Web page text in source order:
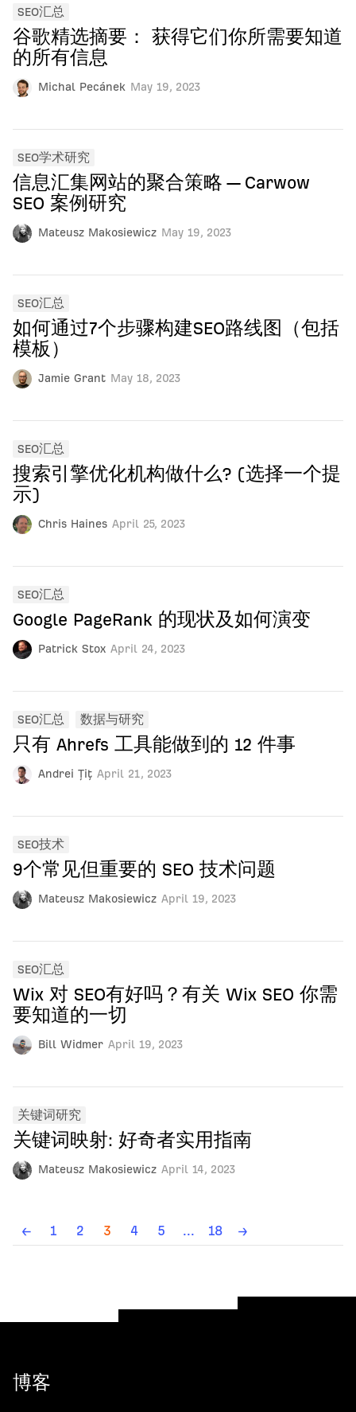
Michal Pecánek May 19, 2023
SEO汇总
谷歌精选摘要： 获得它们你所需要知道
的所有信息
Mateusz Makosiewicz May 19, 2023
SEO学术研究
信息汇集网站的聚合策略 — Carwow
SEO 案例研究
Jamie Grant May 18, 2023
SEO汇总
如何通过7个步骤构建SEO路线图（包括
模板）
Chris Haines April 25, 2023
SEO汇总
搜索引擎优化机构做什么? (选择一个提
示)
Patrick Stox April 24, 2023
SEO汇总
Google PageRank 的现状及如何演变
Andrei Țiț April 21, 2023
SEO汇总 数据与研究
只有 Ahrefs 工具能做到的 12 件事
Mateusz Makosiewicz April 19, 2023
SEO技术
9个常见但重要的 SEO 技术问题
Bill Widmer April 19, 2023
SEO汇总
Wix 对 SEO有好吗？有关 Wix SEO 你需
要知道的一切
Mateusz Makosiewicz April 14, 2023
关键词研究
关键词映射: 好奇者实用指南
← 1 2 3 4 5 ... 18 →
博客